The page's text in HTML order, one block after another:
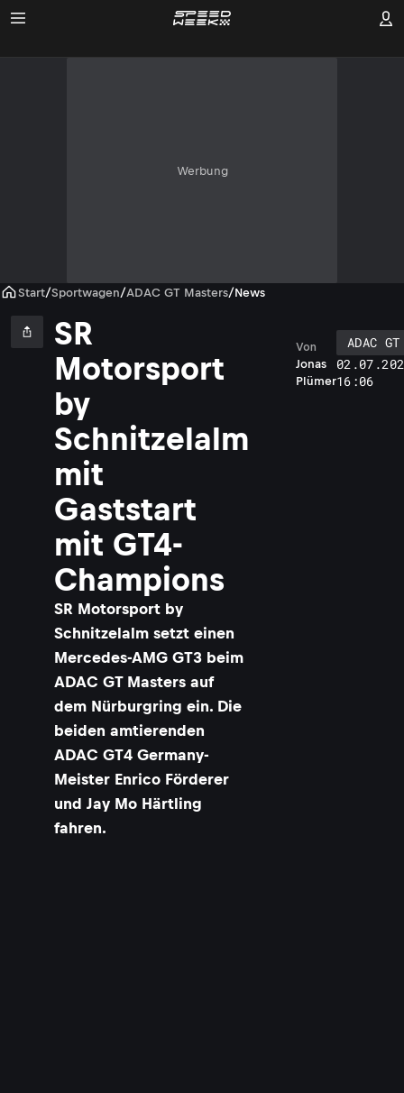
Werbung
Start/Sportwagen/ADAC GT Masters/News
SR
Motorsport
by
Schnitzelalm
mit
Gaststart
mit GT4-
Champions
SR Motorsport by
Schnitzelalm setzt einen
Mercedes-AMG GT3 beim
ADAC GT Masters auf
dem Nürburgring ein. Die
beiden amtierenden
ADAC GT4 Germany-
Meister Enrico Förderer
und Jay Mo Härtling
fahren.
Jonas
Plümer
Von
ADAC GT
16:06